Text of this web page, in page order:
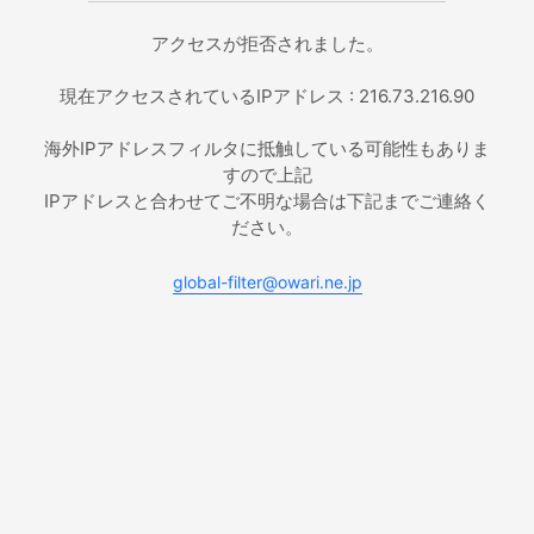
アクセスが拒否されました。
現在アクセスされているIPアドレス : 216.73.216.90
海外IPアドレスフィルタに抵触している可能性もありま
すので上記
IPアドレスと合わせてご不明な場合は下記までご連絡く
ださい。
global-filter@owari.ne.jp